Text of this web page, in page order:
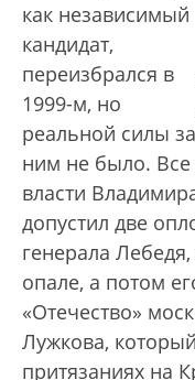
как независимый
кандидат,
переизбрался в
1999-м, но
реальной силы за
ним не было.
власти
допустил две
генерала
опале, а потом
«Отечество»
Лужкова,
притязаниях на